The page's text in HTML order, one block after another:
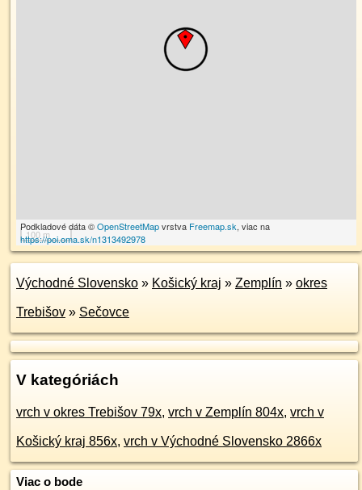
100 m
Podkladové dáta ©OpenStreetMapvrstva Freemap.sk, viac na
https://poi.oma.sk/n1313492978
Východné Slovensko » Košický kraj » Zemplín » okres
Trebišov » Sečovce
V kategóriách
vrch v okres Trebišov 79x, vrch v Zemplín 804x, vrch v
Košický kraj 856x, vrch v Východné Slovensko 2866x
Viac o bode